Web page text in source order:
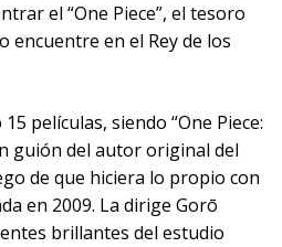
el “One Piece”, el tesoro
encuentre en el Rey de los
películas, siendo “One Piece:
guión del autor original del
de que hiciera lo propio con
en 2009. La dirige Gorō
brillantes del estudio